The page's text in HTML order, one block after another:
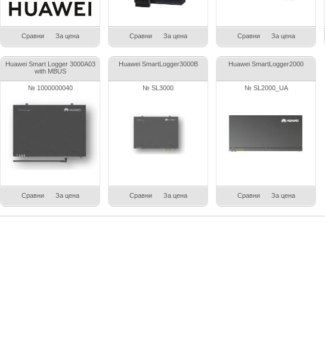
Сравни За цена Сравни За цена Сравни За цена
Huawei Smart Logger 3000A03
with MBUS
№ 1000000040
Сравни За цена
Huawei SmartLogger3000B
№ SL3000
Сравни За цена
Huawei SmartLogger2000
№ SL2000_UA
Сравни За цена